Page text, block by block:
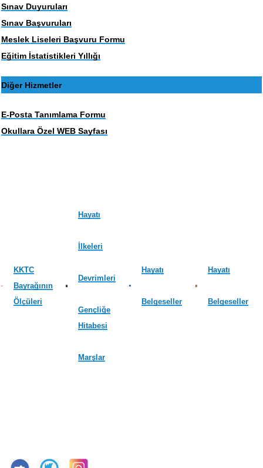
Sınav Duyuruları
Sınav Başvuruları
Meslek Liseleri Başvuru Formu
Eğitim İstatistikleri Yıllığı
Diğer Hizmetler
E-Posta Tanımlama Formu
Okullara Özel WEB Sayfası
KKTC
Bayrağının
Ölçüleri
Hayatı
İlkeleri
Devrimleri
Gençliğe
Hitabesi
Marşlar
Hayatı
Belgeseller
Hayatı
Belgeseller